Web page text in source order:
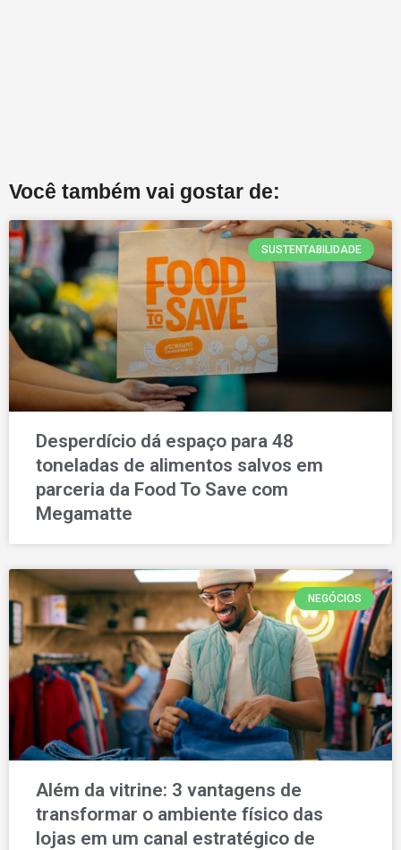
Você também vai gostar de:
SUSTENTABILIDADE
Desperdício dá espaço para 48
toneladas de alimentos salvos em
parceria da Food To Save com
Megamatte
NEGÓCIOS
Além da vitrine: 3 vantagens de
transformar o ambiente físico das
lojas em um canal estratégico de